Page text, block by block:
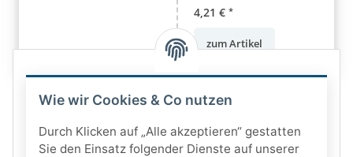
4,21 € *
zum Artikel
Wie wir Cookies & Co nutzen
Durch Klicken auf „Alle akzeptieren“ gestatten
Sie den Einsatz folgender Dienste auf unserer